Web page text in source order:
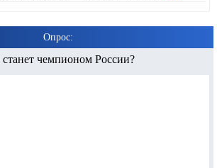
Опрос:
станет чемпионом России?